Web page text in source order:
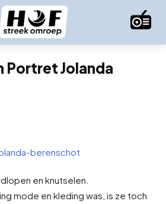
Portret Jolanda
en knutselen.
mode en kleding was, is ze toch